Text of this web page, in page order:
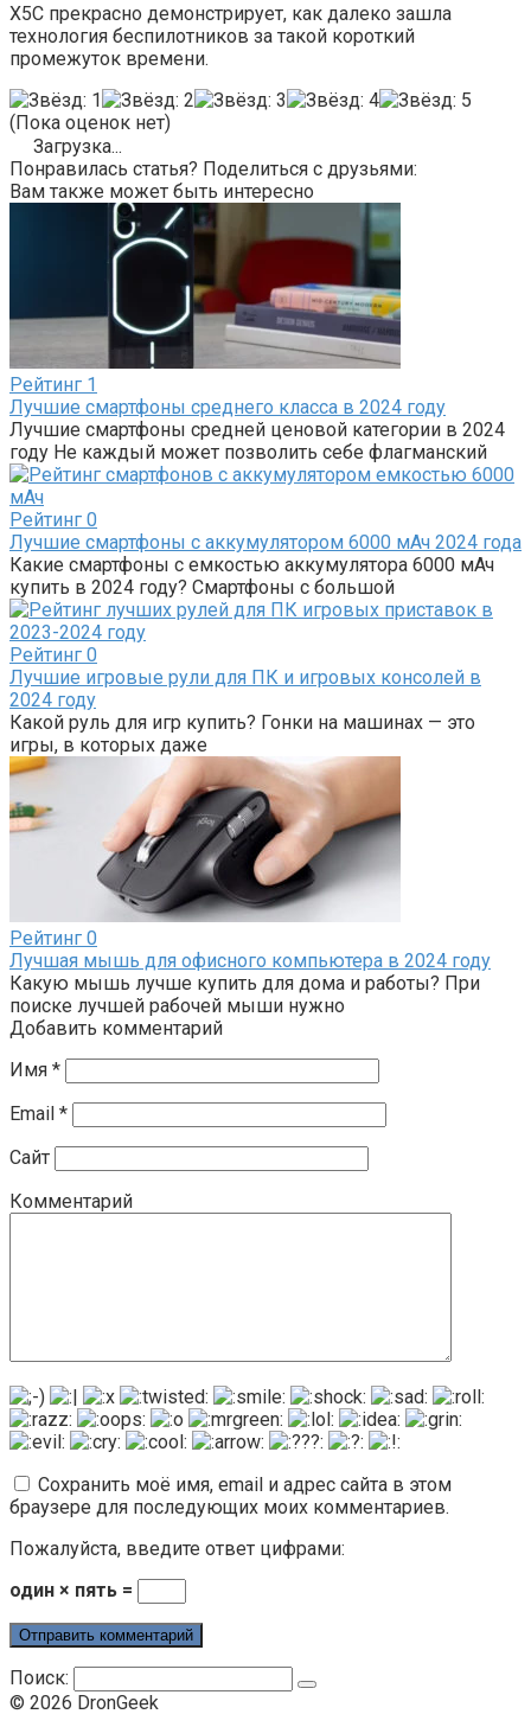
X5C прекрасно демонстрирует, как далеко зашла
технология беспилотников за такой короткий
промежуток времени.
(Пока оценок нет)
Загрузка...
Понравилась статья? Поделиться с друзьями:
Вам также может быть интересно
Рейтинг 1
Лучшие смартфоны среднего класса в 2024 году
Лучшие смартфоны средней ценовой категории в 2024
году Не каждый может позволить себе флагманский
Рейтинг 0
Лучшие смартфоны с аккумулятором 6000 мАч 2024 года
Какие смартфоны с емкостью аккумулятора 6000 мАч
купить в 2024 году? Смартфоны с большой
Рейтинг 0
Лучшие игровые рули для ПК и игровых консолей в
2024 году
Какой руль для игр купить? Гонки на машинах — это
игры, в которых даже
Рейтинг 0
Лучшая мышь для офисного компьютера в 2024 году
Какую мышь лучше купить для дома и работы? При
поиске лучшей рабочей мыши нужно
Добавить комментарий
Имя *
Email *
Сайт
Комментарий
Сохранить моё имя, email и адрес сайта в этом
браузере для последующих моих комментариев.
Пожалуйста, введите ответ цифрами:
один × пять =
Поиск:
© 2026 DronGeek